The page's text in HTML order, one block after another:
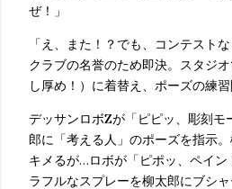
ぜ！」
「え、また！？でも、コンテスト
クラブの名誉のため即決。スタジ
し厚め！）に着替え、ポーズの練習
デッサンロボZが「ピピッ、彫刻モ
郎に「考える人」のポーズを指示
キメるが…ロボが「ピポッ、ペイン
ラフルなスプレーを柳太郎にブシ